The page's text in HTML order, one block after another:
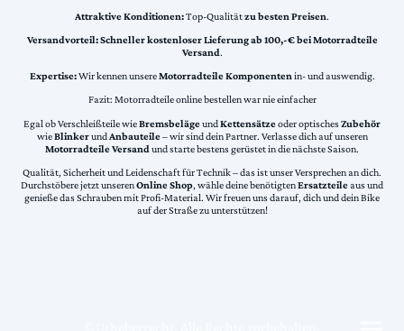
Attraktive Konditionen:Top-Qualitätzu besten Preisen.
Versandvorteil:Schneller kostenloser Lieferung ab 100,-€ bei Motorradteile
Versand.
Expertise:Wir kennen unsereMotorradteile Komponentenin- und auswendig.
Fazit: Motorradteile online bestellen war nie einfacher
Egal ob Verschleißteile wieBremsbelägeundKettensätzeoder optischesZubehör
wieBlinkerundAnbauteile– wir sind dein Partner. Verlasse dich auf unseren
Motorradteile Versand und starte bestens gerüstet in die nächste Saison.
Qualität, Sicherheit und Leidenschaft für Technik – das ist unser Versprechen an dich.
Durchstöbere jetzt unserenOnline Shop, wähle deine benötigtenErsatzteileaus und
genieße das Schrauben mit Profi-Material. Wir freuen uns darauf, dich und dein Bike
auf der Straße zu unterstützen!